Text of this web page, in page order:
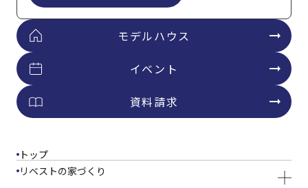
モデルハウス
イベント
資料請求
トップ
リベストの家づくり